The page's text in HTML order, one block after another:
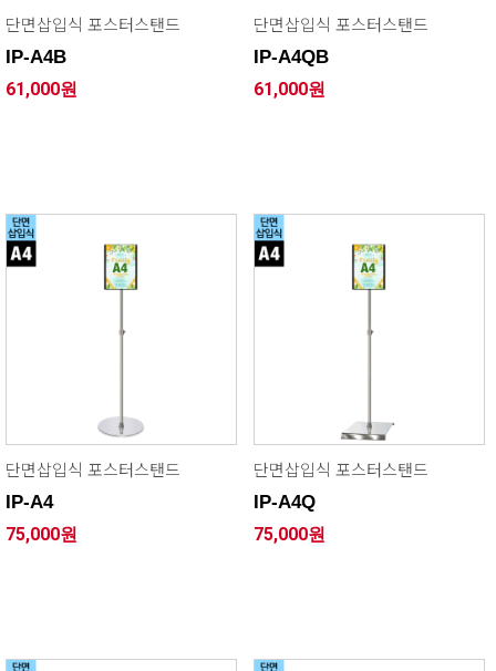
단면삽입식 포스터스탠드
IP-A4B
61,000원
단면삽입식 포스터스탠드
IP-A4QB
61,000원
단면삽입식 포스터스탠드
IP-A4
75,000원
단면삽입식 포스터스탠드
IP-A4Q
75,000원